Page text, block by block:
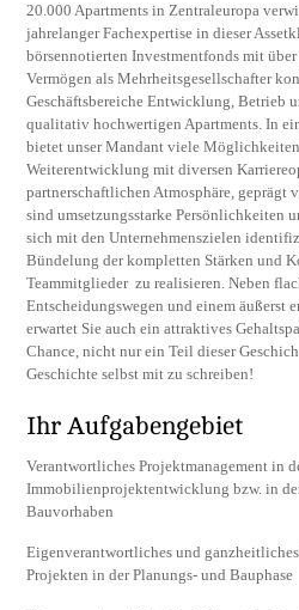
20.000 Apartments in Zentraleuropa
jahrelanger Fachexpertise in dieser
börsennotierten Investmentfonds mit
Vermögen als Mehrheitsgesellschafter
Geschäftsbereiche Entwicklung, Betrieb
qualitativ hochwertigen Apartments. In
bietet unser Mandant viele
Weiterentwicklung mit diversen
partnerschaftlichen Atmosphäre, geprägt
sind umsetzungsstarke Persönlichkeiten
sich mit den Unternehmenszielen
Bündelung der kompletten Stärken und
Teammitglieder zu realisieren. Neben
Entscheidungswegen und einem äußerst
erwartet Sie auch ein attraktives
Chance, nicht nur ein Teil dieser
Geschichte selbst mit zu schreiben!
Ihr Aufgabengebiet
Verantwortliches Projektmanagement in
Immobilienprojektentwicklung bzw. in
Bauvorhaben
Eigenverantwortliches und
Projekten in der Planungs- und Bauphase